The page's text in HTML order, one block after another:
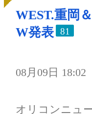
WEST.重岡
W発表
81
08月09日 18:02
オリコンニュ